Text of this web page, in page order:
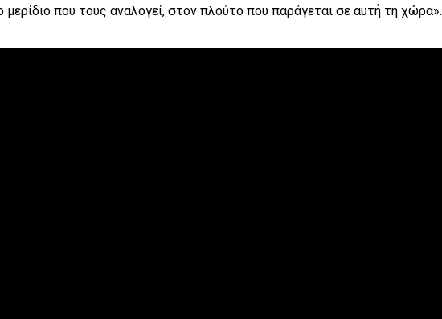
μερίδιο που τους αναλογεί, στον πλούτο που παράγεται σε αυτή τη χώρα».